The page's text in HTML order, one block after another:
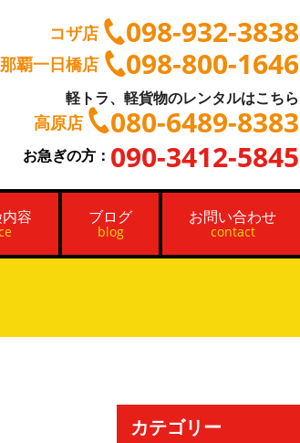
コザ店 098-932-3838
那覇一日橋店 098-800-1646
軽トラ、軽貨物のレンタルはこちら
高原店 080-6489-8383
お急ぎの方： 090-3412-5845
容 ブログ
blog
お問い合わせ
contact
カテゴリー